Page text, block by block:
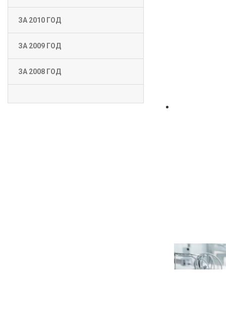
ЗА 2010 ГОД
ЗА 2009 ГОД
ЗА 2008 ГОД